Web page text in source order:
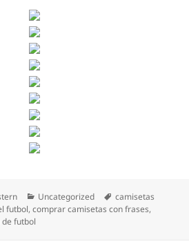
Categorías
Uncategorized Etiquetas
camisetas
futbol,comprar camisetas con frases,
futbol